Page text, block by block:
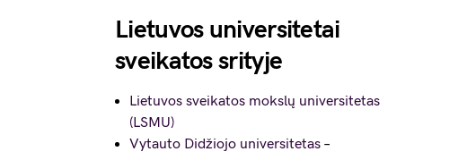
Lietuvos universitetai
sveikatos srityje
Lietuvos sveikatos mokslų universitetas
(LSMU)
Vytauto Didžiojo universitetas –